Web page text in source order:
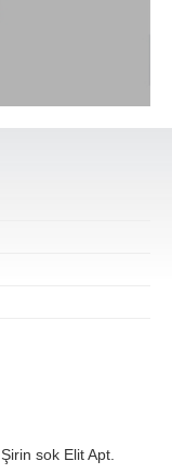
sok Elit Apt.